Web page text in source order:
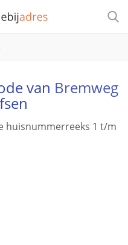
van Bremweg
huisnummerreeks 1 t/m